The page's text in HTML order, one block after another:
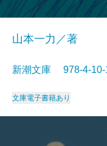
山本一力／著
新潮文庫 978-4-
文庫電子書籍あり